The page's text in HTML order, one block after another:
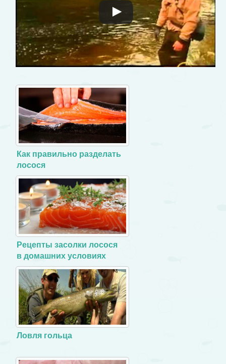
Как правильно разделать
лосося
Рецепты засолки лосося
в домашних условиях
Ловля гольца